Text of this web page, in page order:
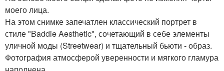
моего лица.
На этом снимке запечатлен классический портрет в
стиле "Baddie Aesthetic", сочетающий в себе элементы
уличной моды (Streetwear) и тщательный бьюти - образ.
Фотография атмосферой уверенности и мягкого гламура